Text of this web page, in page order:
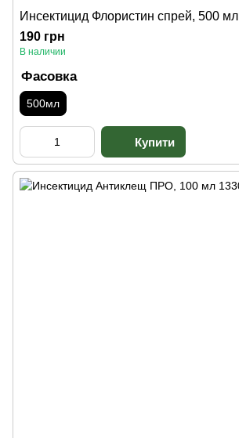
Инсектицид Флористин спрей, 500 мл
190 грн
В наличии
Фасовка
500мл